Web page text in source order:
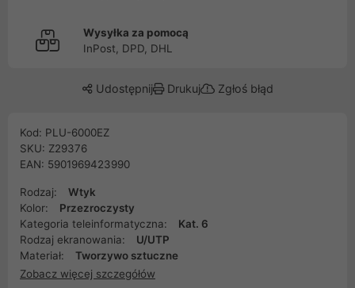
Wysyłka za pomocą
InPost, DPD, DHL
Udostępnij Drukuj Zgłoś błąd
Kod: PLU-6000EZ
SKU: Z29376
EAN: 5901969423990
Rodzaj:
Wtyk
Kolor:
Przezroczysty
Kategoria teleinformatyczna:
Kat. 6
Rodzaj ekranowania:
U/UTP
Materiał:
Tworzywo sztuczne
Zobacz więcej szczegółów